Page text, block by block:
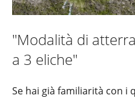
"Modalità di
a 3 eliche"
Se hai già familiarità con i